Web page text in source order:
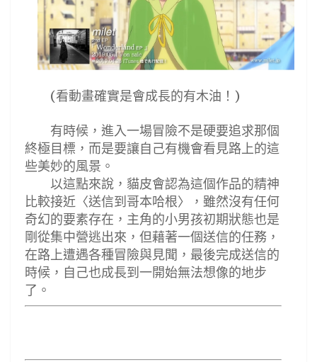
(看動畫確實是會成長的有木油！ )
有時候，進入一場冒險不是硬要追求那個
終極目標，而是要讓自己有機會看見路上的這
些美妙的風景。
以這點來說，貓皮會認為這個作品的精神
比較接近 〈送信到哥本哈根〉，雖然沒有任何
奇幻的要素存在，主角的小男孩初期狀態也是
剛從集中營逃出來，但藉著一個送信的任務，
在路上遭遇各種冒險與見聞，最後完成送信的
時候，自己也成長到一開始無法想像的地步
了。